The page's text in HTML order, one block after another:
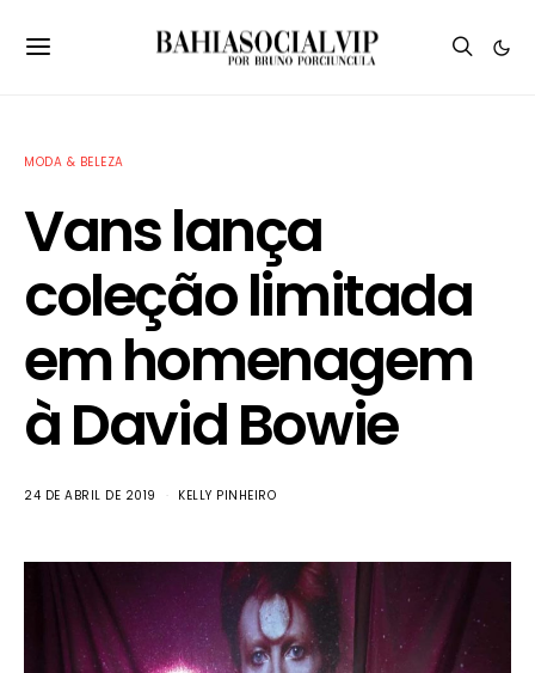
MODA & BELEZA
Vans lança
coleção limitada
em homenagem
à David Bowie
24 DE ABRIL DE 2019 KELLY PINHEIRO